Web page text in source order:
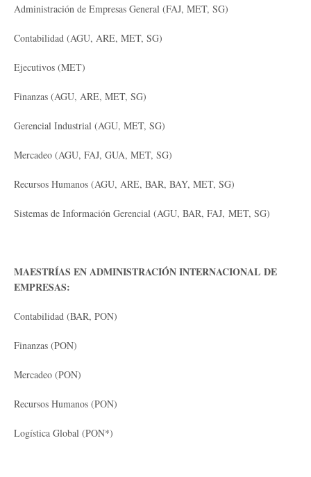
Administración de Empresas General (FAJ, MET, SG)
Contabilidad (AGU, ARE, MET, SG)
Ejecutivos (MET)
Finanzas (AGU, ARE, MET, SG)
Gerencial Industrial (AGU, MET, SG)
Mercadeo (AGU, FAJ, GUA, MET, SG)
Recursos Humanos (AGU, ARE, BAR, BAY, MET, SG)
Sistemas de Información Gerencial (AGU, BAR, FAJ, MET, SG)
MAESTRÍAS EN ADMINISTRACIÓN INTERNACIONAL DE
EMPRESAS:
Contabilidad (BAR, PON)
Finanzas (PON)
Mercadeo (PON)
Recursos Humanos (PON)
Logística Global (PON*)